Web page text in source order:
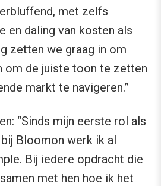
met zelfs
en daling van kosten als
zetten we graag in om
om de juiste toon te zetten
markt te navigeren.”
“Sinds mijn eerste rol als
Bloomon werk ik al
Bij iedere opdracht die
met hen hoe ik het